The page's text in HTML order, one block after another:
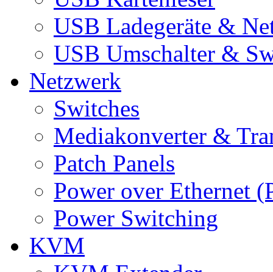
USB Ladegeräte &
USB Umschalter &
Netzwerk
Switches
Mediakonverter &
Patch Panels
Power over Ethernet
Power Switching
KVM